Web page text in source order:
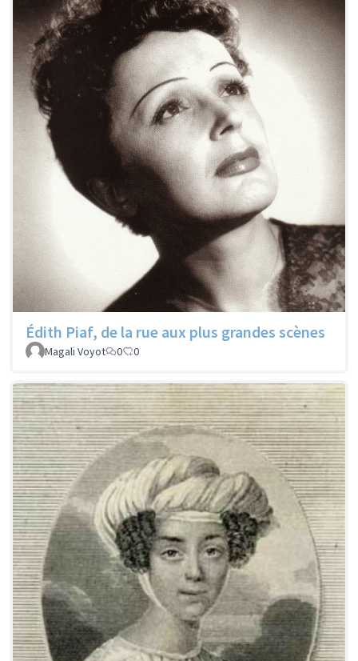
Édith Piaf, de la rue aux plus grandes scènes
Magali Voyot 0 0